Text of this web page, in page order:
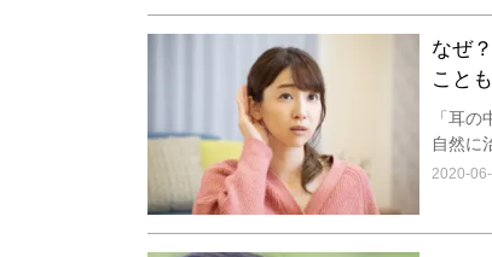
なぜ
ことも
「耳
自然に
2020-